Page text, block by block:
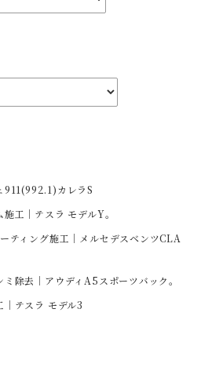
911(992.1)カレラS
工｜テスラ モデルY。
ティング施工｜メルセデスベンツCLA
除去｜アウディA5スポーツバック。
｜テスラ モデル3